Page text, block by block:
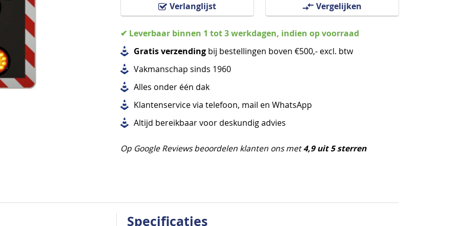
Verlanglijst Vergelijken
✔ Leverbaar binnen 1 tot 3 werkdagen, indien op voorraad
Gratis verzending bij bestellingen boven €500,- excl. btw
Vakmanschap sinds 1960
Alles onder één dak
Klantenservice via telefoon, mail en WhatsApp
Altijd bereikbaar voor deskundig advies
Op Google Reviews beoordelen klanten ons met4,9 uit 5 sterren
Specificaties